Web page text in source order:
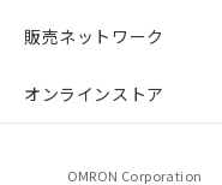
販売ネットワーク
オンラインストア
OMRON Corporation